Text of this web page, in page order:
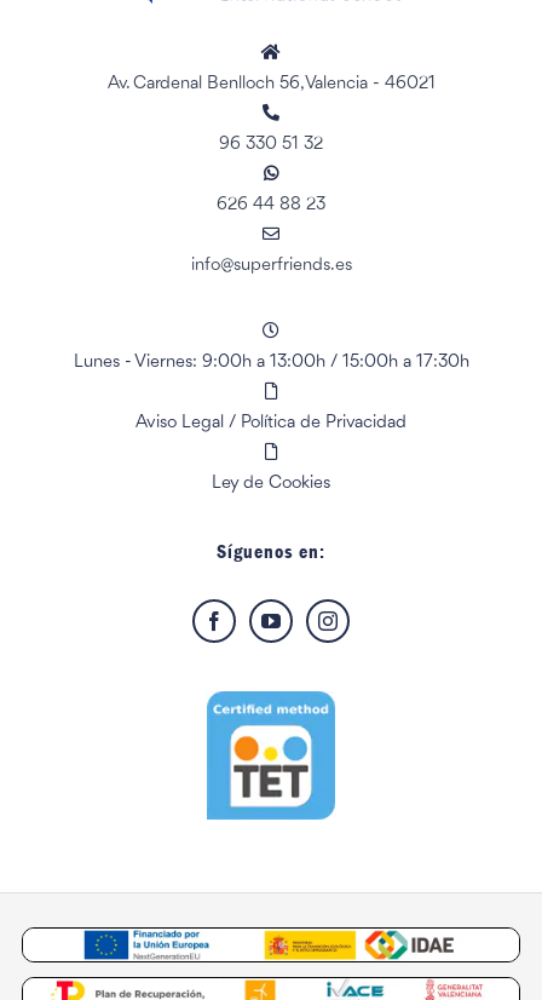
Av. Cardenal Benlloch 56, Valencia - 46021
96 330 51 32
626 44 88 23
info@superfriends.es
Lunes - Viernes: 9:00h a 13:00h / 15:00h a 17:30h
Aviso Legal / Política de Privacidad
Ley de Cookies
Síguenos en: